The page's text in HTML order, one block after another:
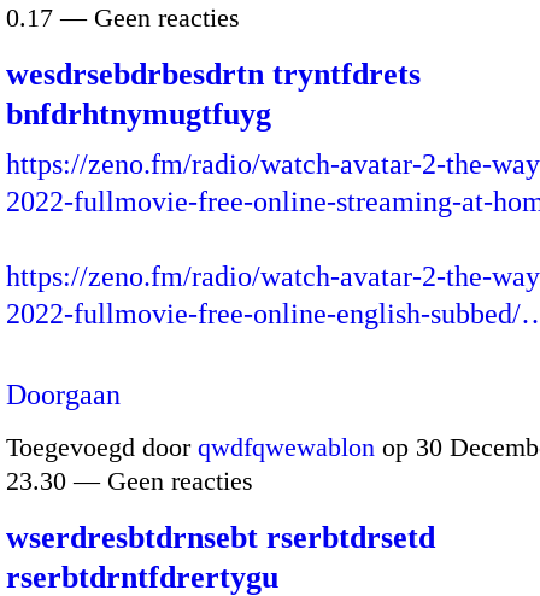
0.17 — Geen reacties
wesdrsebdrbesdrtn tryntfdrets
bnfdrhtnymugtfuyg
https://zeno.fm/radio/watch-avatar-2-the-
2022-fullmovie-free-online-streaming-at-
https://zeno.fm/radio/watch-avatar-2-the-
2022-fullmovie-free-online-english-subbed/
Doorgaan
Toegevoegd door qwdfqwewablon op 30
23.30 — Geen reacties
wserdresbtdrnsebt rserbtdrsetd
rserbtdrntfdrertygu